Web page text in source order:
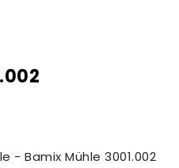
- Bamix Mühle 3001.002